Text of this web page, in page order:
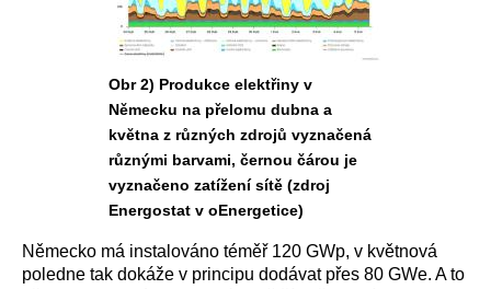
Obr 2) Produkce elektřiny v
Německu na přelomu dubna a
května z různých zdrojů vyznačená
různými barvami, černou čárou je
vyznačeno zatížení sítě (zdroj
Energostat v oEnergetice)
Německo má instalováno téměř 120 GWp, v květnová
poledne tak dokáže v principu dodávat přes 80 GWe. A to